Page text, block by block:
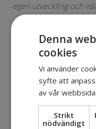
egen utveckling och
Välkomna!
Detaljer
Startar
Denna
cookies
Vi använder
syfte att
av vår webbsida.
Strikt
nödvändigt